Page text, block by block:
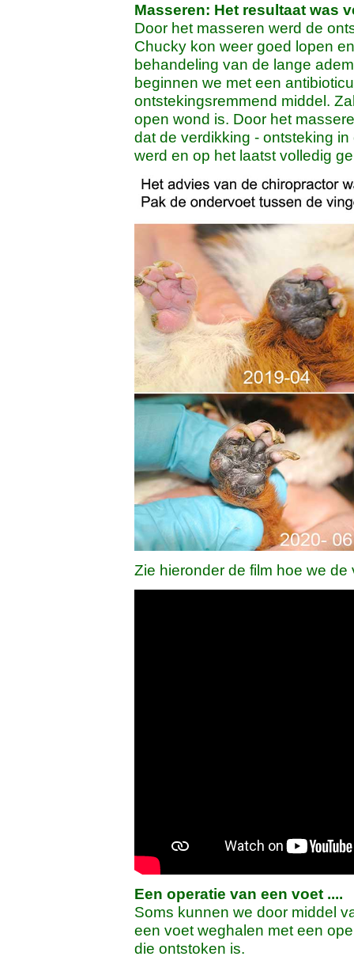
Masseren: Het resultaat was
Door het masseren werd de
Chucky kon weer goed lopen
behandeling van de lange
beginnen we met een
ontstekingsremmend middel.
open wond is. Door het
dat de verdikking - ontsteking
werd en op het laatst volledig
Zie hieronder de film hoe we
Een operatie van een voet ....
Soms kunnen we door middel
een voet weghalen met een
die ontstoken is.